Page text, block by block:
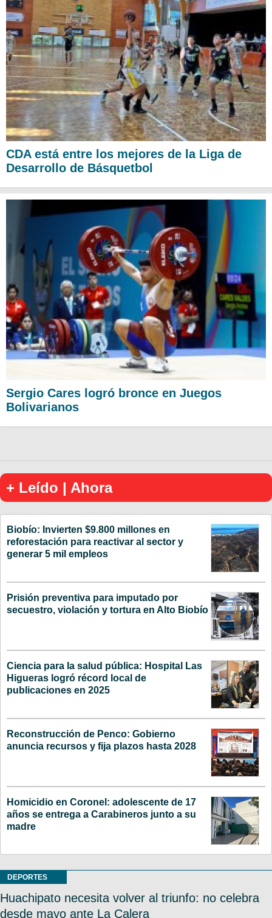
CDA está entre los mejores de la Liga de
Desarrollo de Básquetbol
Sergio Cares logró bronce en Juegos
Bolivarianos
+ Leído | Ahora
Biobío: Invierten $9.800 millones en
reforestación para reactivar al sector y
generar 5 mil empleos
Prisión preventiva para imputado por
secuestro, violación y tortura en Alto Biobío
Ciencia para la salud pública: Hospital Las
Higueras logró récord local de
publicaciones en 2025
Reconstrucción de Penco: Gobierno
anuncia recursos y fija plazos hasta 2028
Homicidio en Coronel: adolescente de 17
años se entrega a Carabineros junto a su
madre
DEPORTES
Huachipato necesita volver al triunfo: no celebra
desde mayo ante La Calera